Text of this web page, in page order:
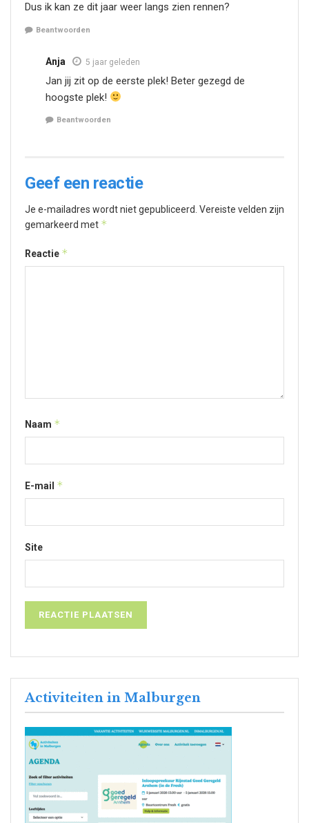
Dus ik kan ze dit jaar weer langs zien rennen?
Beantwoorden
Anja 5 jaar geleden
Jan jij zit op de eerste plek! Beter gezegd de
hoogste plek!
Beantwoorden
Geef een reactie
Je e-mailadres wordt niet gepubliceerd. Vereiste velden zijn
gemarkeerd met *
Reactie *
Naam *
E-mail *
Site
Activiteiten in Malburgen